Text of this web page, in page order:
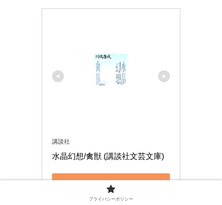
講談社
水晶幻想/禽獣 (講談社文芸文庫)
Amazonで見る
プライバシーポリシー